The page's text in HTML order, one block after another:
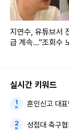
지연수, 유튜브서
급 계속…"조회수
실시간 키워드
혼인신고 대표
성접대 축구